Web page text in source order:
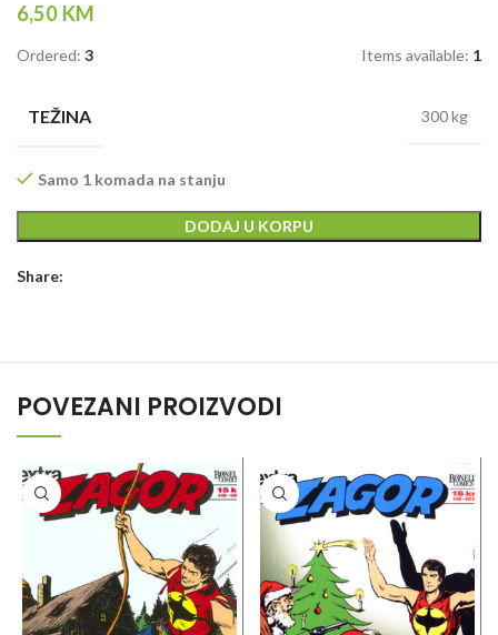
6,50 KM
Ordered: 3 Items available: 1
TEŽINA 300 kg
Samo 1 komada na stanju
DODAJ U KORPU
Share:
POVEZANI PROIZVODI